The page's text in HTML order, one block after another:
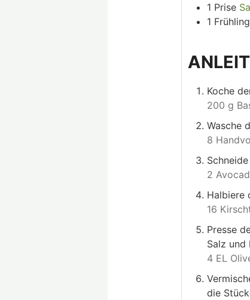
1 Prise
1
Koche
200 g
Wasche
8
2
Halbiere
16
Presse
Salz und
4 EL
die